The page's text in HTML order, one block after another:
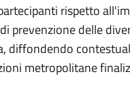
rispetto
prevenzione delle
diffondendo
metropolitane